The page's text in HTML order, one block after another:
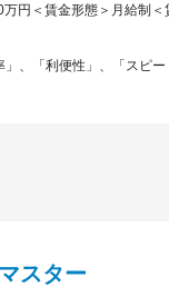
円＜賃金形態＞月給制
、「利便性」、「スピ
スター